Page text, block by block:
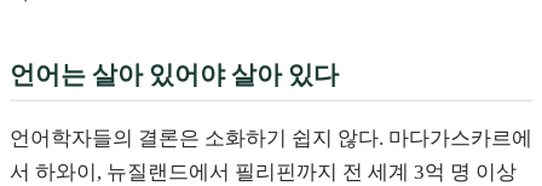
언어는 살아 있어야 살아 있다
언어학자들의 결론은 소화하기 쉽지 않다. 마다가스카르에
서 하와이, 뉴질랜드에서 필리핀까지 전 세계 3억 명 이상